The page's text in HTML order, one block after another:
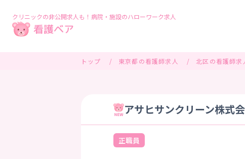
クリニックの非公開求人も！病院・施設のハローワーク求人
トップ 東京都の看護師求人 北区の看護師求
アサヒサンクリーン株式
正職員